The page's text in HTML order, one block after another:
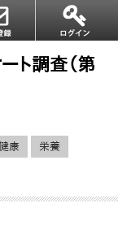
ト調査（第
康 栄養